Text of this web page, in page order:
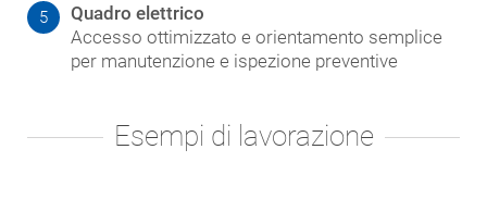
5
Quadro elettrico
Accesso ottimizzato e orientamento semplice
per manutenzione e ispezione preventive
Esempi di lavorazione